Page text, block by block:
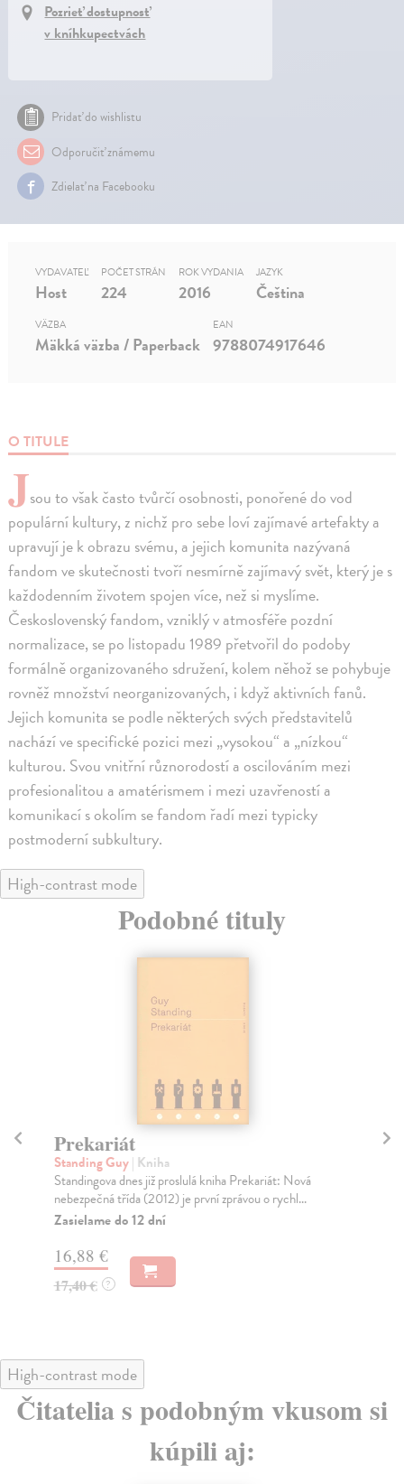
Pozrieť dostupnosť
v kníhkupectvách
Pridať do wishlistu
Odporučiť známemu
Zdielať na Facebooku
O TITULE
Jsou to však často tvůrčí osobnosti, ponořené do vod
populární kultury, z nichž pro sebe loví zajímavé artefakty a
upravují je k obrazu svému, a jejich komunita nazývaná
fandom ve skutečnosti tvoří nesmírně zajímavý svět, který je s
každodenním životem spojen více, než si myslíme.
Československý fandom, vzniklý v atmosféře pozdní
normalizace, se po listopadu 1989 přetvořil do podoby
formálně organizovaného sdružení, kolem něhož se pohybuje
rovněž množství neorganizovaných, i když aktivních fanů.
Jejich komunita se podle některých svých představitelů
nachází ve specifické pozici mezi „vysokou“ a „nízkou“
kulturou. Svou vnitřní různorodostí a oscilováním mezi
profesionalitou a amatérismem i mezi uzavřeností a
komunikací s okolím se fandom řadí mezi typicky
postmoderní subkultury.
VYDAVATEĽ
Host
POČET STRÁN
224
ROK VYDANIA
2016
JAZYK
Čeština
VÄZBA
Mäkká väzba / Paperback
EAN
9788074917646
High-contrast mode
Podobné tituly
Prekariát
Standing Guy| Kniha
Standingova dnes již proslulá kniha Prekariát: Nová
nebezpečná třída (2012) je první zprávou o rychl...
Zasielame do 12 dní
16,88 €
17,40 € ?
High-contrast mode
Čitatelia s podobným vkusom si
kúpili aj: